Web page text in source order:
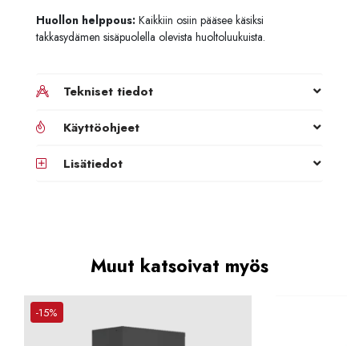
Huollon helppous: Kaikkiin osiin pääsee käsiksi
takkasydämen sisäpuolella olevista huoltoluukuista.
Tekniset tiedot
Käyttöohjeet
Lisätiedot
Muut katsoivat myös
-15%